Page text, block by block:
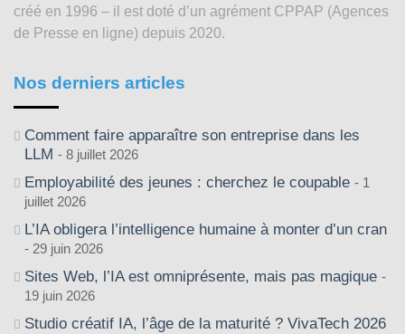
créé en 1996 – il est doté d’un agrément CPPAP (Agences
de Presse en ligne) depuis 2020.
Nos derniers articles
Comment faire apparaître son entreprise dans les
LLM
8 juillet 2026
Employabilité des jeunes : cherchez le coupable
1
juillet 2026
L’IA obligera l’intelligence humaine à monter d’un cran
29 juin 2026
Sites Web, l’IA est omniprésente, mais pas magique
19 juin 2026
Studio créatif IA, l’âge de la maturité ? VivaTech 2026